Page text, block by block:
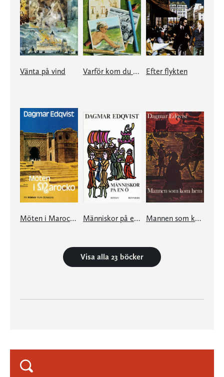
Vänta på vind Varför kom du på ängen? Efter flykten
Möten i Marocko Människor på en ö Mannen som kom hem
Visa alla 23 böcker